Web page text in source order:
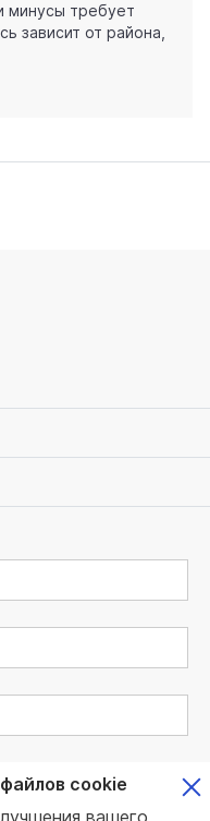
минусы требует
зависит от района,
cookie
вашего